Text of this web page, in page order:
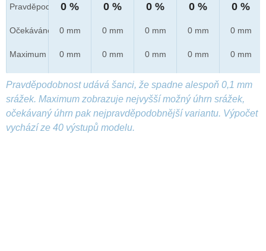
Pravděpod.
Očekáváno
Maximum
0 %
0 mm
0 mm
0 %
0 mm
0 mm
0 %
0 mm
0 mm
0 %
0 mm
0 mm
0 %
0 mm
0 mm
Pravděpodobnost udává šanci, že spadne alespoň 0,1 mm
srážek. Maximum zobrazuje nejvyšší možný úhrn srážek,
očekávaný úhrn pak nejpravděpodobnější variantu. Výpočet
vychází ze 40 výstupů modelu.